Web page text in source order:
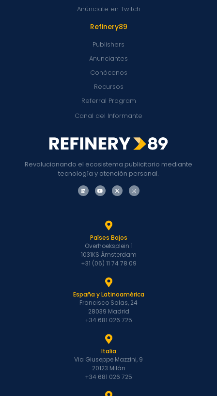
Revolucionando el ecosistema publicitario mediante
tecnología y atención personal.
Refinery89
Publishers
Anunciantes
Conócenos
Recursos
Referral Program
Canal del Informante
Anúnciate en Twitch
Países Bajos
Overhoeksplein 1
1031KS Ámsterdam
+31 (06) 11 74 78 09
España y Latinoamérica
Francisco Salas, 24
28039 Madrid
+34 681 026 725
Italia
Via Giuseppe Mazzini, 9
20123 Milán
+34 681 026 725